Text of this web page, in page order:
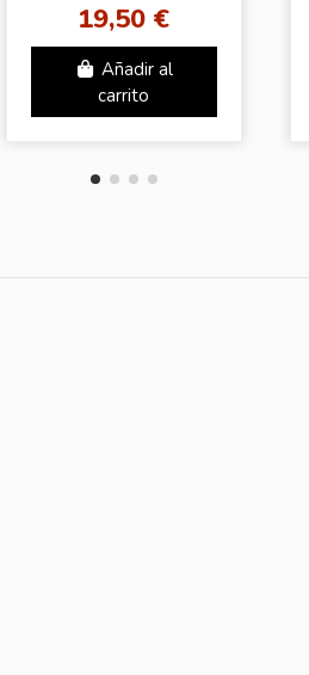
(3Types Random)
19,50 €
Añadir al
carrito